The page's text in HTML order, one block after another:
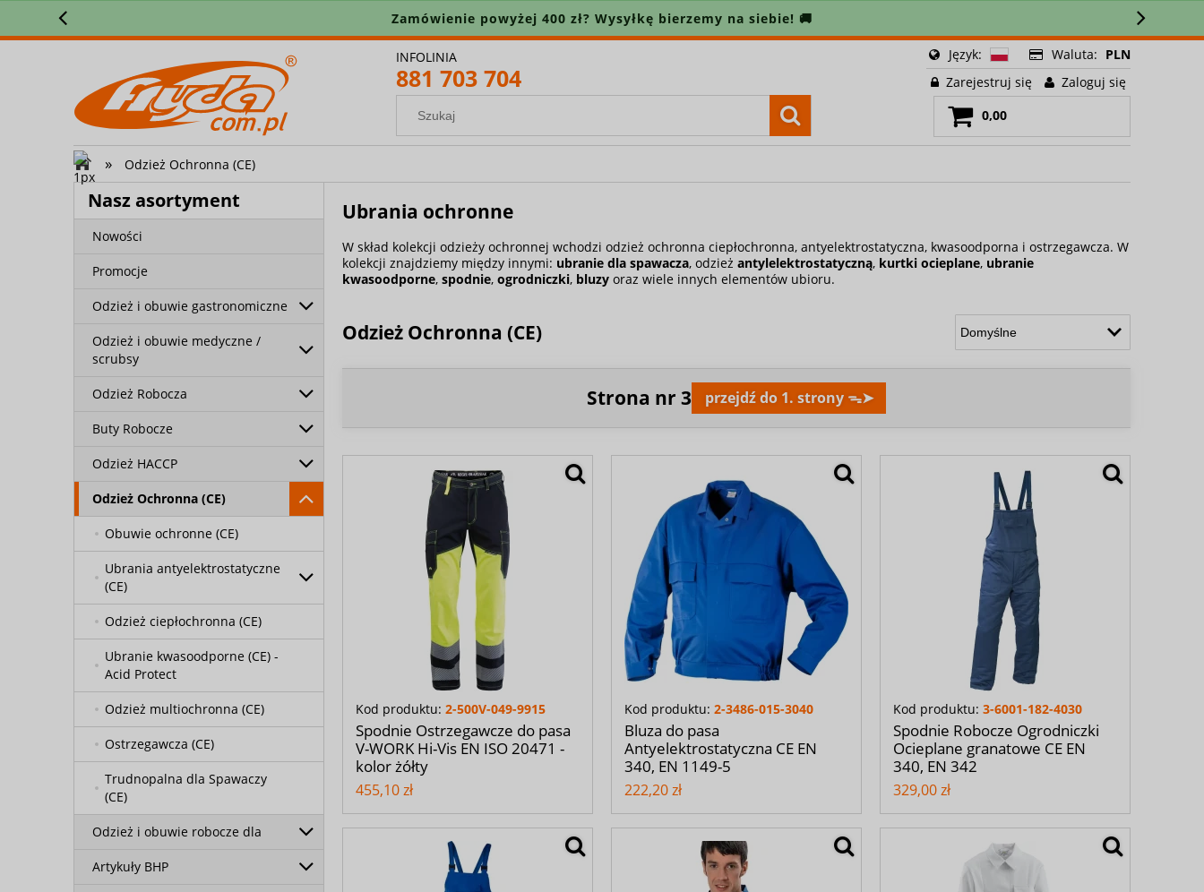
Zamówienie powyżej 400 zł? Wysyłkę bierzemy na siebie! 🚚
INFOLINIA
881 703 704
Język: Waluta: PLN
Zarejestruj się
Zaloguj się
0,00
» Odzież Ochronna (CE)
Nasz asortyment
Nowości
Promocje
Odzież i obuwie gastronomiczne
Odzież i obuwie medyczne /
scrubsy
Odzież Robocza
Buty Robocze
Odzież HACCP
Odzież Ochronna (CE)
Obuwie ochronne (CE)
Ubrania antyelektrostatyczne
(CE)
Odzież ciepłochronna (CE)
Ubranie kwasoodporne (CE) -
Acid Protect
Odzież multiochronna (CE)
Ostrzegawcza (CE)
Trudnopalna dla Spawaczy
(CE)
Odzież i obuwie robocze dla
Artykuły BHP
Ubrania ochronne
W skład kolekcji odzieży ochronnej wchodzi odzież ochronna ciepłochronna, antyelektrostatyczna, kwasoodporna i ostrzegawcza. W
kolekcji znajdziemy między innymi: ubranie dla spawacza, odzież antylelektrostatyczną, kurtki ocieplane, ubranie
kwasoodporne, spodnie, ogrodniczki, bluzy oraz wiele innych elementów ubioru.
Odzież Ochronna (CE)
Strona nr 3 przejdź do 1. strony ᯓ➤
Kod produktu: 2-500V-049-9915
Spodnie Ostrzegawcze do pasa
V-WORK Hi-Vis EN ISO 20471 -
kolor żółty
455,10 zł
Kod produktu: 2-3486-015-3040
Bluza do pasa
Antyelektrostatyczna CE EN
340, EN 1149-5
222,20 zł
Kod produktu: 3-6001-182-4030
Spodnie Robocze Ogrodniczki
Ocieplane granatowe CE EN
340, EN 342
329,00 zł